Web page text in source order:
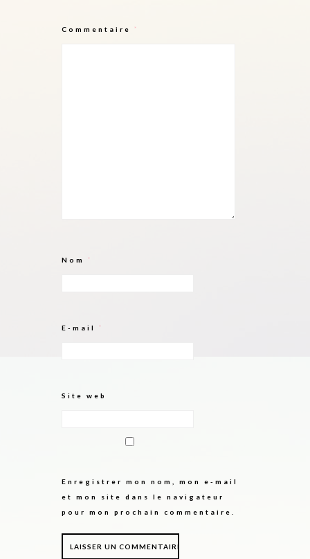
Commentaire *
Nom *
E-mail *
Site web
Enregistrer mon nom, mon e-mail
et mon site dans le navigateur
pour mon prochain commentaire.